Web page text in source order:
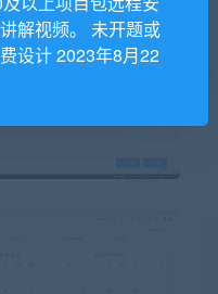
解视频。 未开题或
设计 2023年8月22